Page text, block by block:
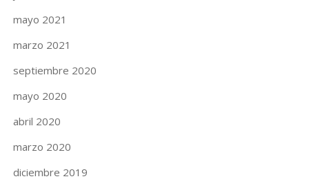
mayo 2021
marzo 2021
septiembre 2020
mayo 2020
abril 2020
marzo 2020
diciembre 2019